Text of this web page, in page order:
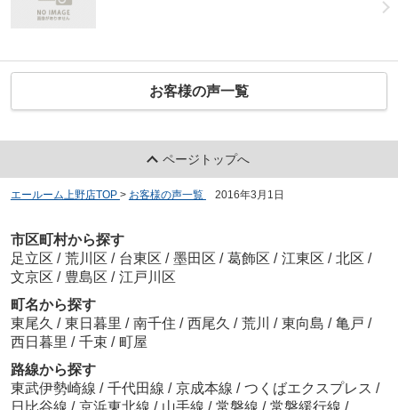
お客様の声一覧
ページトップへ
エールーム上野店TOP > お客様の声一覧 2016年3月1日
市区町村から探す
足立区 / 荒川区 / 台東区 / 墨田区 / 葛飾区 / 江東区 / 北区 /
文京区 / 豊島区 / 江戸川区
町名から探す
東尾久 / 東日暮里 / 南千住 / 西尾久 / 荒川 / 東向島 / 亀戸 /
西日暮里 / 千束 / 町屋
路線から探す
東武伊勢崎線 / 千代田線 / 京成本線 / つくばエクスプレス /
日比谷線 / 京浜東北線 / 山手線 / 常磐線 / 常磐緩行線 /